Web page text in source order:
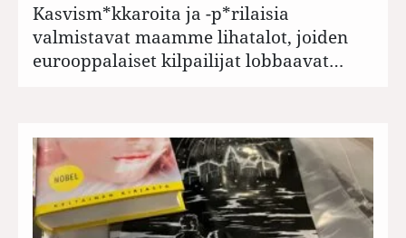
Kasvism*kkaroita ja -p*rilaisia
valmistavat maamme lihatalot, joiden
eurooppalaiset kilpailijat lobbaavat…